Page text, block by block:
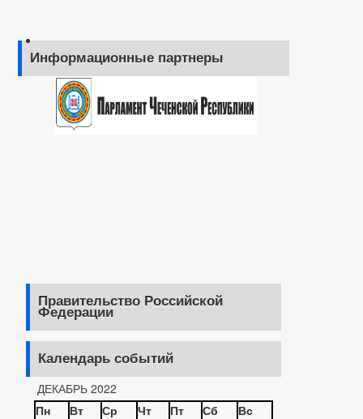
Информационные партнеры
Правительство Российской
Федерации
Календарь событий
ДЕКАБРЬ 2022
Пн
Вт Ср Чт Пт Сб Вс